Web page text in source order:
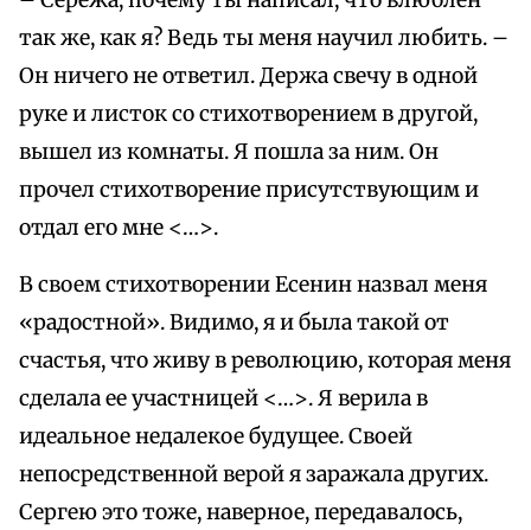
так же, как я? Ведь ты меня научил любить. –
Он ничего не ответил. Держа свечу в одной
руке и листок со стихотворением в другой,
вышел из комнаты. Я пошла за ним. Он
прочел стихотворение присутствующим и
отдал его мне <…>.
В своем стихотворении Есенин назвал меня
«радостной». Видимо, я и была такой от
счастья, что живу в революцию, которая меня
сделала ее участницей <…>. Я верила в
идеальное недалекое будущее. Своей
непосредственной верой я заражала других.
Сергею это тоже, наверное, передавалось,